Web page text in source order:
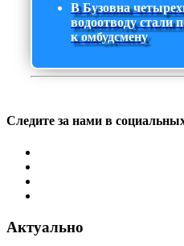
В Бузовна
водоотводу стали
к омбудсмену
Следите за нами в
Актуально